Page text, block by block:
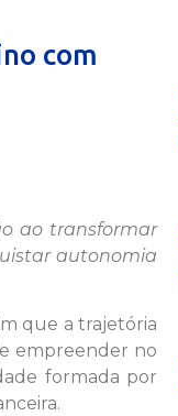
com
ao transformar
autonomia
que a trajetória
empreender no
formada por